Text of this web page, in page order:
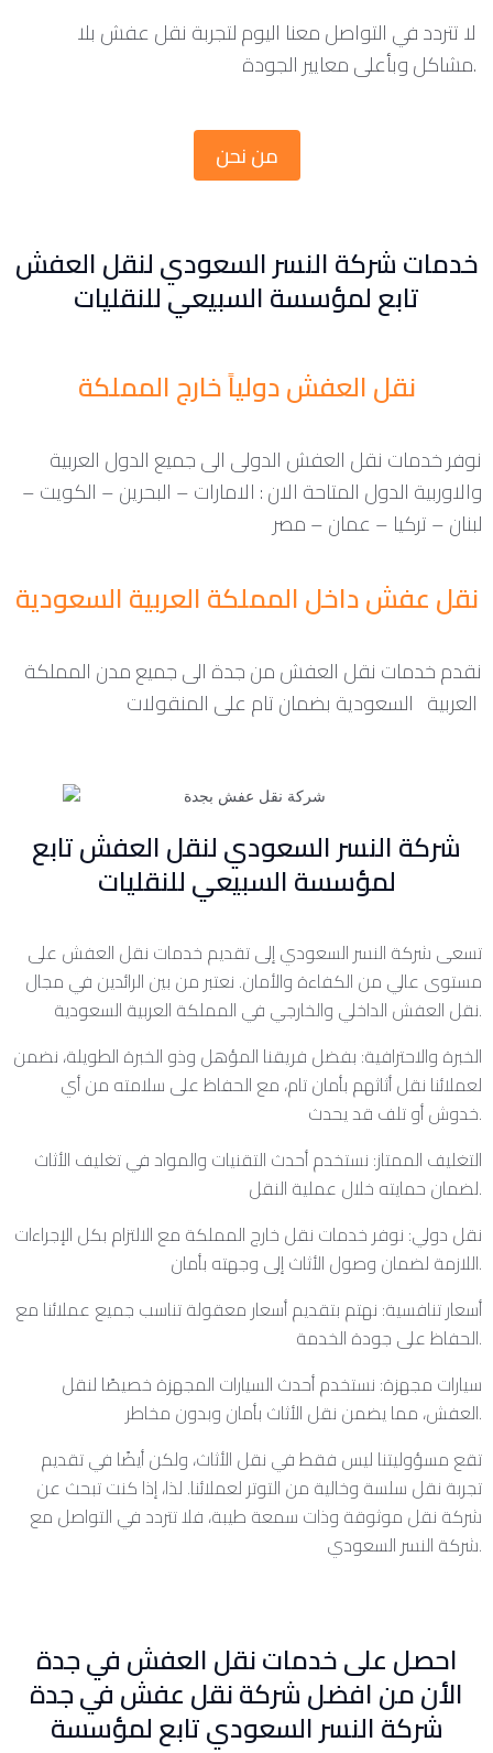
لا تتردد في التواصل معنا اليوم لتجربة نقل عفش بلا
مشاكل وبأعلى معايير الجودة.
من نحن
خدمات شركة النسر السعودي لنقل العفش
تابع لمؤسسة السبيعي للنقليات
نقل العفش دولياً خارج المملكة
نوفر خدمات نقل العفش الدولى الى جميع الدول العربية
والاوربية الدول المتاحة الان : الامارات – البحرين – الكويت –
لبنان – تركيا – عمان – مصر
نقل عفش داخل المملكة العربية السعودية
نقدم خدمات نقل العفش من جدة الى جميع مدن المملكة
شركة النسر السعودي لنقل العفش تابع
لمؤسسة السبيعي للنقليات
تسعى شركة النسر السعودي إلى تقديم خدمات نقل العفش على
مستوى عالي من الكفاءة والأمان. نعتبر من بين الرائدين في مجال
نقل العفش الداخلي والخارجي في المملكة العربية السعودية.
الخبرة والاحترافية: بفضل فريقنا المؤهل وذو الخبرة الطويلة، نضمن
لعملائنا نقل أثاثهم بأمان تام، مع الحفاظ على سلامته من أي
خدوش أو تلف قد يحدث.
التغليف الممتاز: نستخدم أحدث التقنيات والمواد في تغليف الأثاث
لضمان حمايته خلال عملية النقل.
نقل دولي: نوفر خدمات نقل خارج المملكة مع الالتزام بكل الإجراءات
اللازمة لضمان وصول الأثاث إلى وجهته بأمان.
أسعار تنافسية: نهتم بتقديم أسعار معقولة تناسب جميع عملائنا مع
الحفاظ على جودة الخدمة.
سيارات مجهزة: نستخدم أحدث السيارات المجهزة خصيصًا لنقل
العفش، مما يضمن نقل الأثاث بأمان وبدون مخاطر.
تقع مسؤوليتنا ليس فقط في نقل الأثاث، ولكن أيضًا في تقديم
تجربة نقل سلسة وخالية من التوتر لعملائنا. لذا، إذا كنت تبحث عن
شركة نقل موثوقة وذات سمعة طيبة، فلا تتردد في التواصل مع
شركة النسر السعودي.
احصل على خدمات نقل العفش في جدة
الأن من افضل شركة نقل عفش في جدة
شركة النسر السعودي تابع لمؤسسة